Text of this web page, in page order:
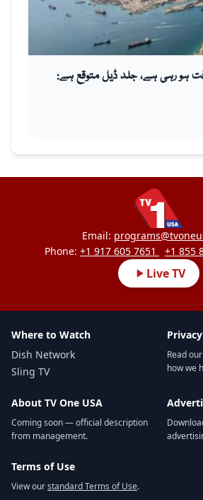
ہو رہی ہے، جلد ڈیل متوقع ہے:
Email:
Phone: +1 917 605 7651 +1 855
Live TV
Where to Watch
Dish Network
Sling TV
Read our
how we
About TV One USA
Coming soon — official description
from management.
Terms of Use
View ourstandard Terms of Use.